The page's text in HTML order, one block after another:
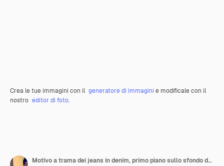
Crea le tue immagini con il generatore di immagini e modificale con il
nostro editor di foto.
Motivo a trama dei jeans in denim, primo piano sullo sfondo dei dettagli del tessuto dei jeans blu.